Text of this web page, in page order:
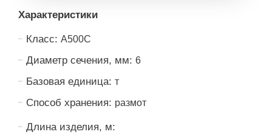
Характеристики
Класс: А500С
Диаметр сечения, мм: 6
Базовая единица: т
Способ хранения: размот
Длина изделия, м: